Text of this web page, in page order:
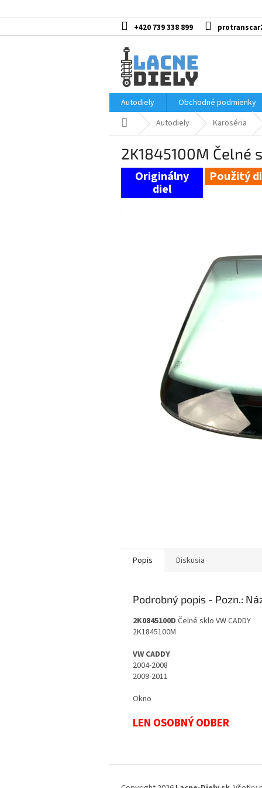
na
+420 739 338 899
Autodiely
Obchodné podmienky
DomovAutodiely Karoséria
2K1845100M Čelné
Použitý
Popis Diskusia
Podrobný popis
2K0845100D Čelné sklo VW CADDY
2K1845100M
VW CADDY
2004-2008
2009-2011
Okno
LEN OSOBNÝ ODBER